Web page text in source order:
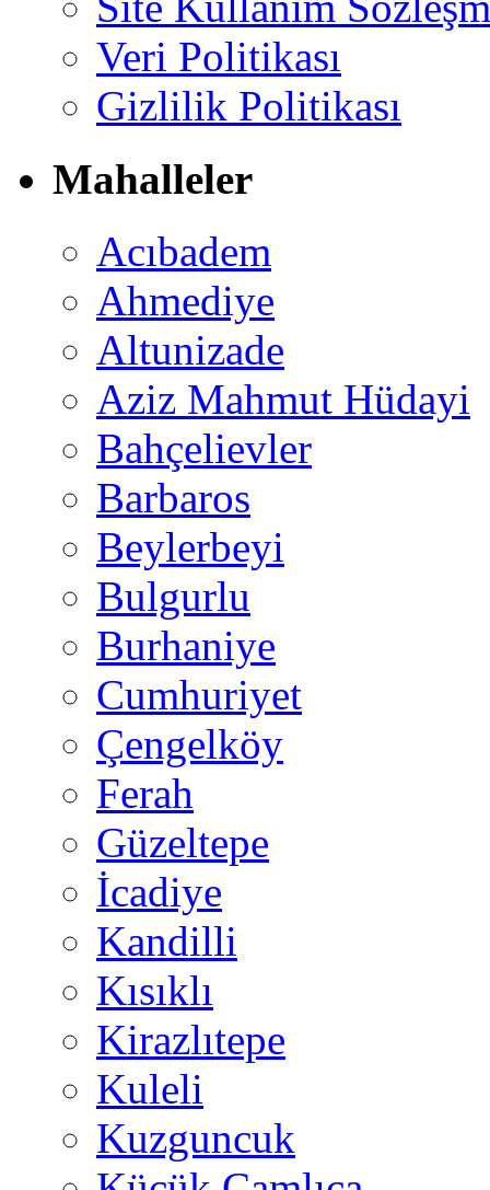
Veri Politikası
Gizlilik Politikası
Mahalleler
Acıbadem
Ahmediye
Altunizade
Aziz Mahmut Hüdayi
Bahçelievler
Barbaros
Beylerbeyi
Bulgurlu
Burhaniye
Cumhuriyet
Çengelköy
Ferah
Güzeltepe
İcadiye
Kandilli
Kısıklı
Kirazlıtepe
Kuleli
Kuzguncuk